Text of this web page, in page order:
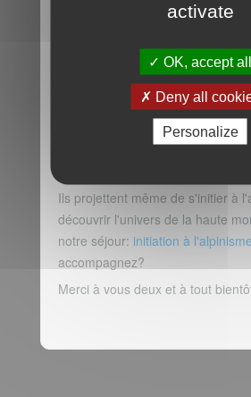
Première prise de contact
Ils projettent même de s'initier à
découvrir l'univers de la haute
notre séjour: initiation à l'alpinisme
accompagnez?
Merci à vous deux et à tout
activate
OK, accept all
Deny all
Personalize